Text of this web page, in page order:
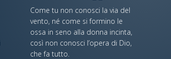
Come tu non conosci la via del
vento, né come si formino le
ossa in seno alla donna incinta,
così non conosci l’opera di Dio,
che fa tutto.